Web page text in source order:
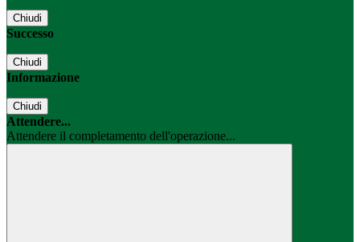
Chiudi
Successo
Chiudi
Informazione
Chiudi
Attendere...
Attendere il completamento dell'operazione...